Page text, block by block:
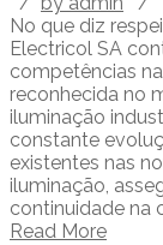
No que diz
Electricol SA
competências
reconhecida no
iluminação
constante
existentes nas
iluminação,
continuidade na
Read More